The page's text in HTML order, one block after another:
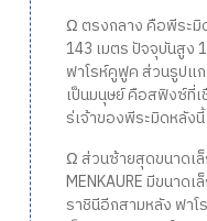
Ω ตรงกลาง คือพีระมิ
143 เมตร ปัจจุบันสูง
ฟาโรห์คูฟูค ส่วนรูปแ
เป็นมนุษย์ คือสฟิงซ์ที่
ร่เจ้าของพีระมิดหลังนี้
Ω ส่วนซ้ายสุดขนาดเ
MENKAURE มีขนาด
ราชินีอีกสามหลัง ฟาโ